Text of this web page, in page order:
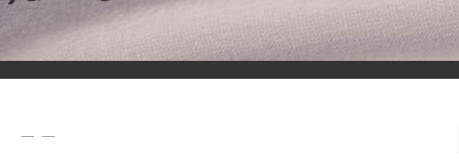
— —